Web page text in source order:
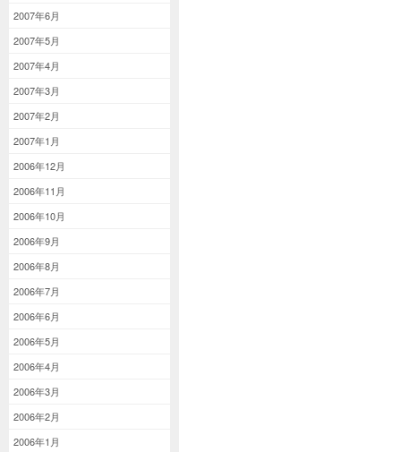
2007年6月
2007年5月
2007年4月
2007年3月
2007年2月
2007年1月
2006年12月
2006年11月
2006年10月
2006年9月
2006年8月
2006年7月
2006年6月
2006年5月
2006年4月
2006年3月
2006年2月
2006年1月